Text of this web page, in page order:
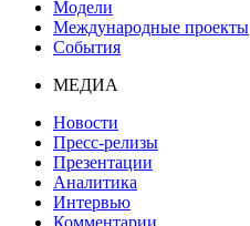
Модели
Международные проекты
События
МЕДИА
Новости
Пресс-релизы
Презентации
Аналитика
Интервью
Комментарии